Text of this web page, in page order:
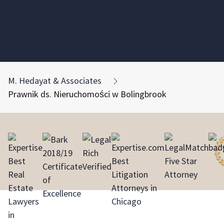
M. Hedayat & Associates
Prawnik ds. Nieruchomości w Bolingbrook